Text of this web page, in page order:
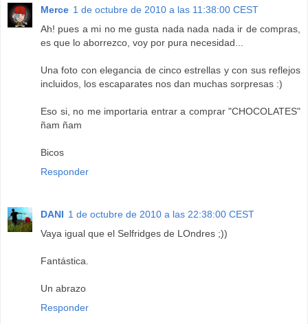
Merce 1 de octubre de 2010 a las 11:38:00 CEST
Ah! pues a mi no me gusta nada nada nada ir de compras,
es que lo aborrezco, voy por pura necesidad...
Una foto con elegancia de cinco estrellas y con sus reflejos
incluidos, los escaparates nos dan muchas sorpresas :)
Eso si, no me importaria entrar a comprar "CHOCOLATES"
ñam ñam
Bicos
Responder
DANI 1 de octubre de 2010 a las 22:38:00 CEST
Vaya igual que el Selfridges de LOndres ;))
Fantástica.
Un abrazo
Responder